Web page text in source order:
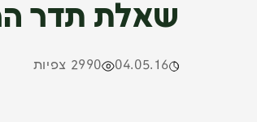
שאלת תדר
04.05.16 2990 צפיות